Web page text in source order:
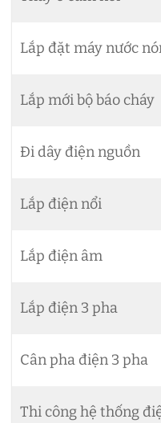
Lắp đặt máy nước
Lắp mới bộ báo cháy
Đi dây điện nguồn
Lắp điện nổi
Lắp điện âm
Lắp điện 3 pha
Cân pha điện 3 pha
Thi công hệ thống